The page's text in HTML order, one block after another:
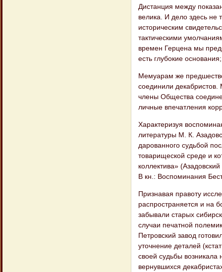
Дистанция между
велика. И дело здесь не
историческим
тактическими
времен Герцена мы
есть глубокие
Мемуарам же
соединили декабристов.
члены Общества
личные впечатления
Характеризуя
литературы М. К.
дарованного судьбой
товарищеской среде и
коллектива»
В кн.: Воспоминания
Признавая правоту
распространяется и на
забывали старых
случаи печатной
Петровский завод
уточнение деталей
своей судьбы возникала
вернувшихся